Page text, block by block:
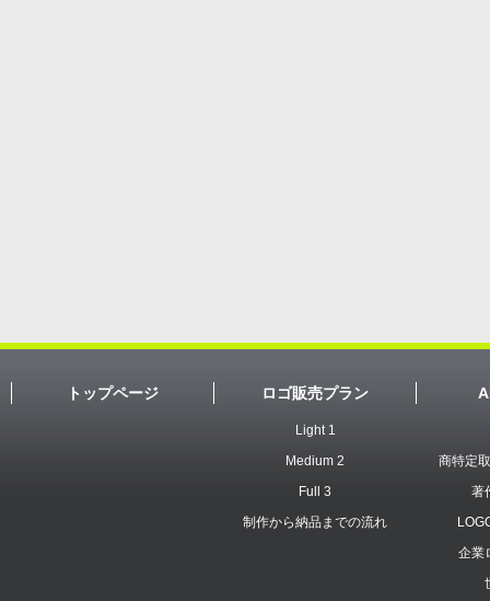
トップページ ロゴ販売プラン
Light 1
Medium 2
Full 3
制作から納品までの流れ
商特定
著
企業